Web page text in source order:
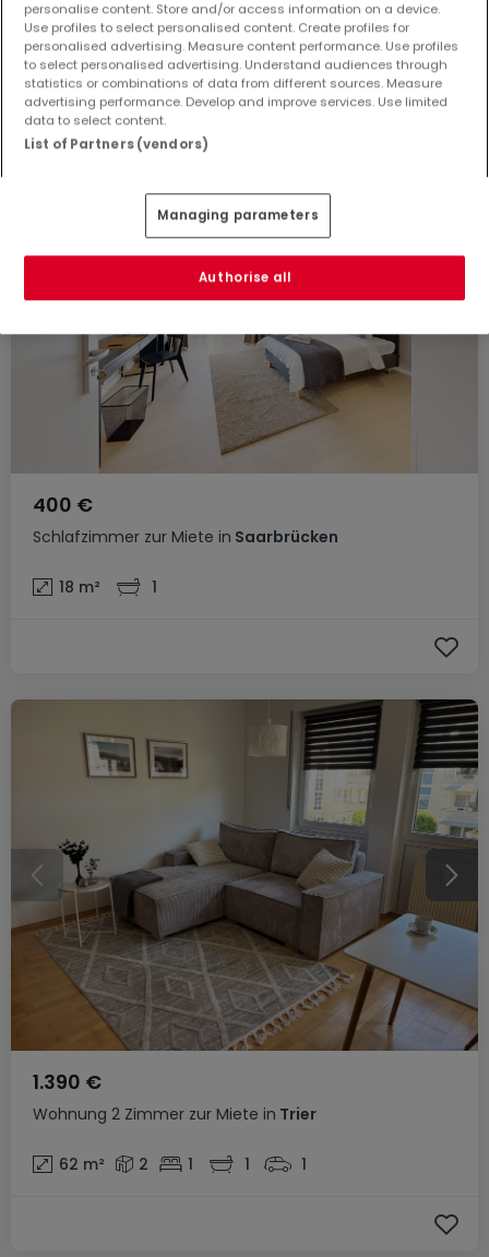
Schlafzimmer zur Miete in Saarbrücken
400 €
18 m² 1
Wohnung 2 Zimmer zur Miete in Trier
1.390 €
62 m² 2 1 1 1
personalise content. Store and/or access information on a device.
Use profiles to select personalised content. Create profiles for
personalised advertising. Measure content performance. Use profiles
to select personalised advertising. Understand audiences through
statistics or combinations of data from different sources. Measure
advertising performance. Develop and improve services. Use limited
data to select content.
List of Partners (vendors)
Managing parameters
Authorise all